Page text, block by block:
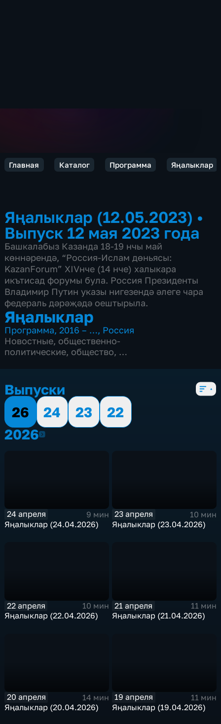
Главная Каталог Программа Яңалыклар
Яңалыклар (12.05.2023) •
Выпуск 12 мая 2023 года
Башкалабыз Казанда 18-19 нчы май
көннәрендә, “Россия-Ислам дөньясы:
KazanForum” XIVнче (14 нче) халыкара
икътисад форумы була. Россия Президенты
Владимир Путин указы нигезендә әлеге чара
федераль дәрәҗәдә оештырыла.
Яңалыклар
Программа,2016 – …, Россия
Новостные, общественно-
политические, общество,
Выпуски
26
24 23
22
20262026
24 апреля
9 мин
Яңалыклар (24.04.2026)
23 апреля
10 мин
Яңалыклар (23.04.2026)
22 апреля
10 мин
Яңалыклар (22.04.2026)
21 апреля
11 мин
Яңалыклар (21.04.2026)
20 апреля
14 мин
Яңалыклар (20.04.2026)
19 апреля
11 мин
Яңалыклар (19.04.2026)